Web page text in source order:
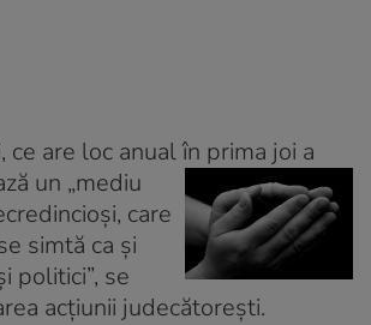
ce are loc anual în prima joi a
un „mediu
care
simtă ca şi
politici”, se
acţiunii judecătoreşti.